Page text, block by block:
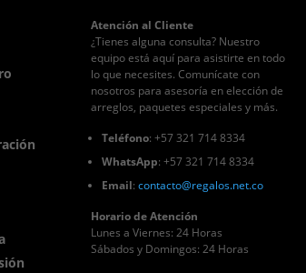
Atención al Cliente
¿Tienes alguna consulta? Nuestro
equipo está aquí para asistirte en todo
lo que necesites. Comunícate con
nosotros para asesoría en elección de
arreglos, paquetes especiales y más.
Teléfono: +57 321 714 8334
WhatsApp: +57 321 714 8334
Email: contacto@regalos.net.co
Horario de Atención
Lunes a Viernes: 24 Horas
Sábados y Domingos: 24 Horas